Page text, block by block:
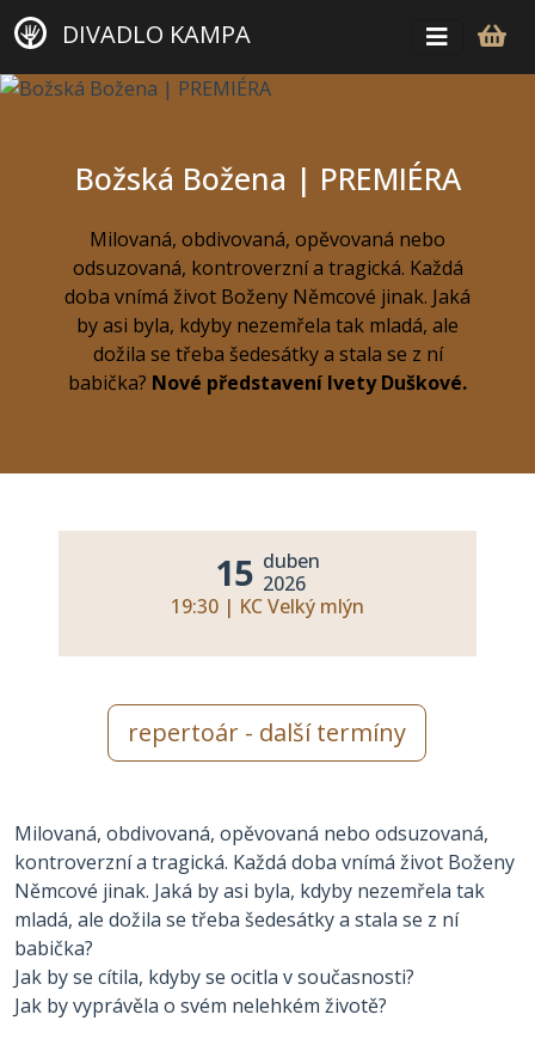
DIVADLO KAMPA
Božská Božena | PREMIÉRA
Milovaná, obdivovaná, opěvovaná nebo
odsuzovaná, kontroverzní a tragická. Každá
doba vnímá život Boženy Němcové jinak. Jaká
by asi byla, kdyby nezemřela tak mladá, ale
dožila se třeba šedesátky a stala se z ní
babička? Nové představení Ivety Duškové.
15 duben
2026
19:30 | KC Velký mlýn
repertoár - další termíny
Milovaná, obdivovaná, opěvovaná nebo odsuzovaná,
kontroverzní a tragická. Každá doba vnímá život Boženy
Němcové jinak. Jaká by asi byla, kdyby nezemřela tak
mladá, ale dožila se třeba šedesátky a stala se z ní
babička?
Jak by se cítila, kdyby se ocitla v současnosti?
Jak by vyprávěla o svém nelehkém životě?